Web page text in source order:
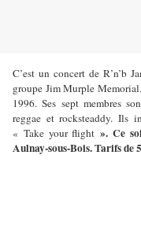
C’est un concert de R’n’b
groupe Jim Murple Memorial.
1996. Ses sept membres
reggae et rocksteaddy. Ils
« Take your flight». Ce
Aulnay-sous-Bois. Tarifs de